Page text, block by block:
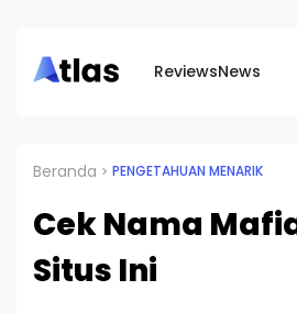
ReviewsNews
Beranda PENGETAHUAN MENARIK
Cek Nama
Situs Ini